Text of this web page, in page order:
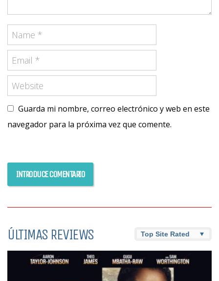
Guarda mi nombre, correo electrónico y web en este
navegador para la próxima vez que comente.
ÚLTIMAS REVIEWS